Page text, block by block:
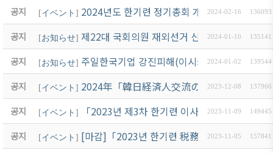
공지 [イベント] 2024년도 한기련 정기총회 개최 안내(3월 8일)
2024-02-16 136093
공지 [お知らせ] 제22대 국회의원 재외선거 신고 신청 마감(2/
2024-01-10 135141
공지 [お知らせ] 주일한국기업 강진피해(이시카와현, 1일 16시
2024-01-02 139544
공지 [イベント] 2024年「韓日経済人交流の夕べ」ご臨席
2023-12-08 137966
공지 [イベント] 「2023년 제3차 한기련 이사회 」開催 案內
2023-11-09 149445
공지 [イベント] [마감]「2023년 한기련 税務·法律 세미나 」
2023-11-05 157841